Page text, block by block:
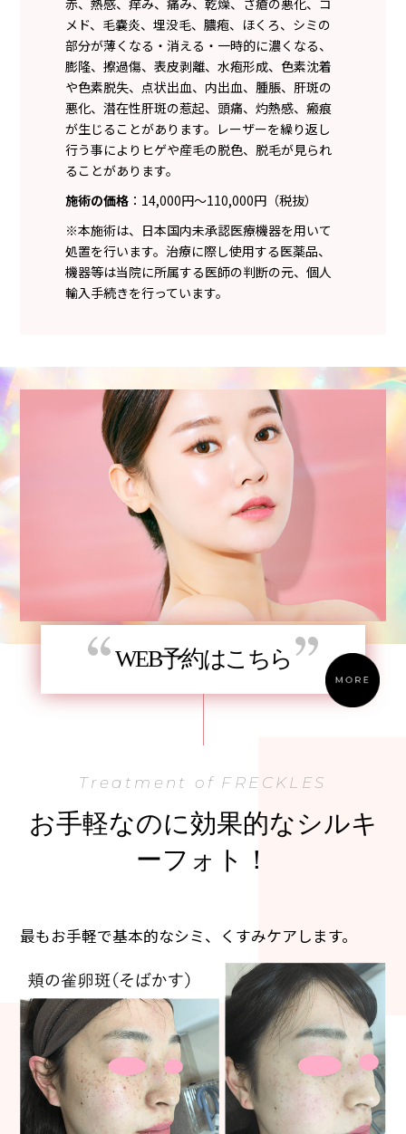
メド、毛嚢炎、埋没毛、膿疱、ほくろ、シミの
部分が薄くなる・消える・一時的に濃くなる、
膨隆、擦過傷、表皮剥離、水疱形成、色素沈着
や色素脱失、点状出血、内出血、腫脹、肝斑の
悪化、潜在性肝斑の惹起、頭痛、灼熱感、瘢痕
が生じることがあります。レーザーを繰り返し
行う事によりヒゲや産毛の脱色、脱毛が見られ
ることがあります。
施術の価格 ：14,000円〜110,000円（税抜）
※本施術は、日本国内未承認医療機器を用いて
処置を行います。治療に際し使用する医薬品、
機器等は当院に所属する医師の判断の元、個人
輸入手続きを行っています。
WEB予約はこちら
Treatment of FRECKLES
お手軽なのに効果的なシルキ
ーフォト！
最もお手軽で基本的なシミ、くすみケアします。